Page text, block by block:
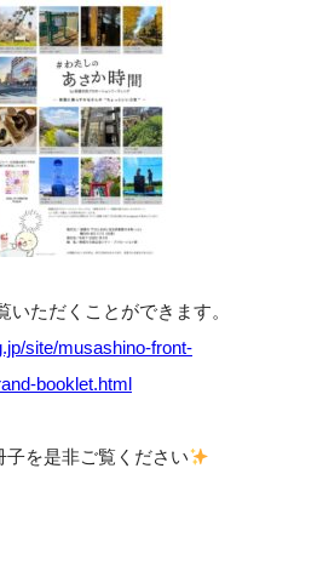
ただくことができます。
site/musashino-front-
booklet.html
を是非ご覧ください